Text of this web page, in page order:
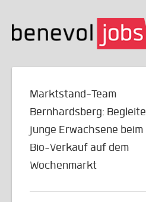
Marktstand-Team
Bernhardsberg: Begleite
junge Erwachsene beim
Bio-Verkauf auf dem
Wochenmarkt